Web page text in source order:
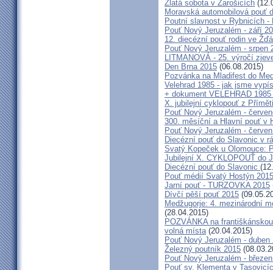
Zlatá sobota v Žarošicích
Moravská automobilová pouť
Poutní slavnost v Rybnicích -
Pouť Nový Jeruzalém - září
12. diecézní pouť rodin ve
Pouť Nový Jeruzalém - srpen
LITMANOVÁ - 25. výročí
Den Brna 2015 (06.08.2015)
Pozvánka na Mladifest do
Velehrad 1985 - jak jsme
+ dokument VELEHRAD
X. jubilejní cyklopouť z
Pouť Nový Jeruzalém -
300. měsíční a Hlavní pouť v
Pouť Nový Jeruzalém -
Diecézní pouť do Slavonic v
Svatý Kopeček u Olomouce:
Jubilejní X. CYKLOPOUŤ do
Diecézní pouť do Slavonic
Pouť médií Svatý Hostýn 2015
Jarní pouť - TURZOVKA 2015
Dívčí pěší pouť 2015
Medžugorje: 4. mezinárodní
(28.04.2015)
POZVÁNKA na
volná místa(20.04.2015)
Pouť Nový Jeruzalém - duben
Železný poutník 2015
Pouť Nový Jeruzalém -
Pouť sv. Klementa v